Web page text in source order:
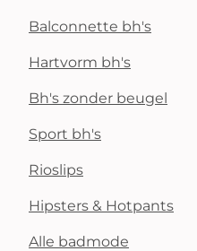
Balconnette bh's
Hartvorm bh's
Bh's zonder beugel
Sport bh's
Rioslips
Hipsters & Hotpants
Alle badmode